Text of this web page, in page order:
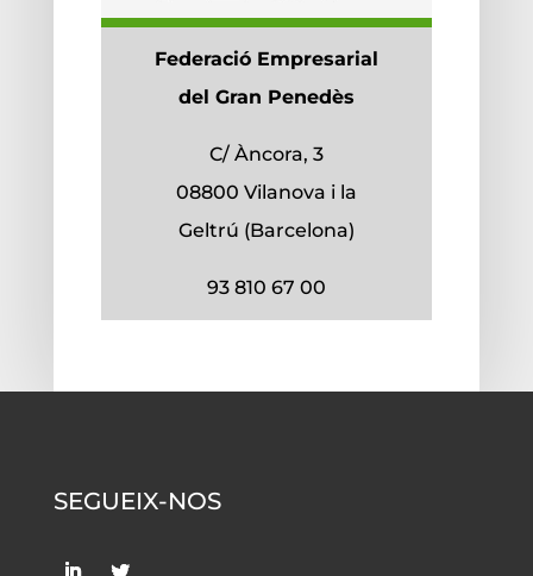
Federació Empresarial
del Gran Penedès
C/ Àncora, 3
08800 Vilanova i la
Geltrú (Barcelona)
93 810 67 00
SEGUEIX-NOS